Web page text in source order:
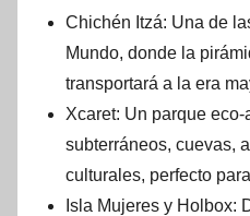
Chichén Itzá: Una de
Mundo, donde la
transportará a la era
Xcaret: Un parque
subterráneos, cuevas,
culturales, perfecto
Isla Mujeres y Holbox: